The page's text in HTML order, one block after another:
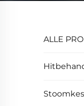
ALLE